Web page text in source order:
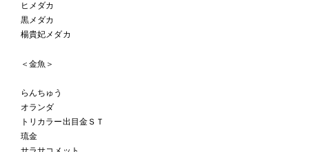
ヒメダカ
黒メダカ
楊貴妃メダカ
＜金魚＞
らんちゅう
オランダ
トリカラー出目金ＳＴ
琉金